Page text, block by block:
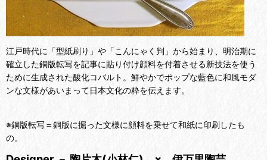
江戸時代に「型紙刷り」や「こんにゃく判」から始まり、明治期に
確立した銅版転写を記事に貼り付け顔料を付着させる新技法を使う
ために生成された酸化コバルト。鮮やかでポップな藍色に和風モダ
ンな文様があいまって日本文化の粋を伝えます。
※銅版転写＝銅版に掘った文様に顔料を乗せて和紙に印刷したも
の。